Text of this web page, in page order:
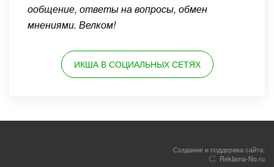
ообщение, ответы на вопросы, обмен
мнениями. Велком!
ИКША В СОЦИАЛЬНЫХ СЕТЯХ
Создание и поддержка сайта:
Reklama-No.ru